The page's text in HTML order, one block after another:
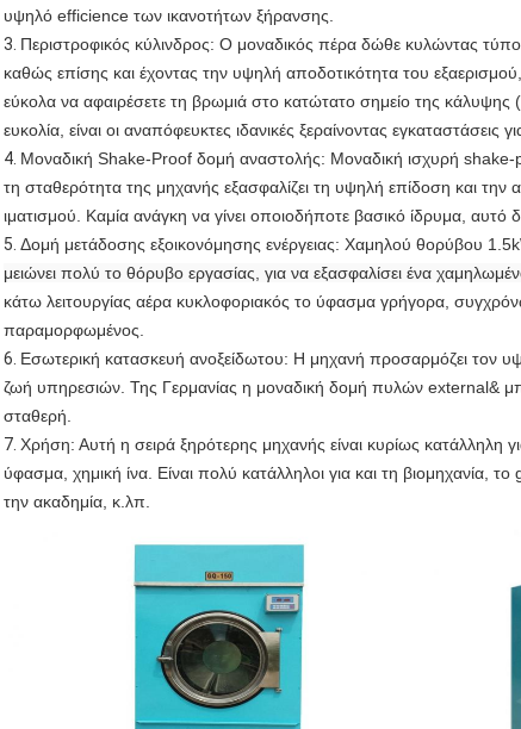
υψηλό efficience των ικανοτήτων ξήρανσης.
3. Περιστροφικός κύλινδρος: Ο μοναδικός πέρα δώθε κυλώντας
καθώς επίσης και έχοντας την υψηλή αποδοτικότητα του
εύκολα να αφαιρέσετε τη βρωμιά στο κατώτατο σημείο της
ευκολία, είναι οι αναπόφευκτες ιδανικές ξεραίνοντας εγκαταστάσεις
4. Μοναδική Shake-Proof δομή αναστολής: Μοναδική ισχυρή
τη σταθερότητα της μηχανής εξασφαλίζει τη υψηλή επίδοση και
ιματισμού. Καμία ανάγκη να γίνει οποιοδήποτε βασικό ίδρυμα, αυτό
5. Δομή μετάδοσης εξοικονόμησης ενέργειας: Χαμηλού θορύβου
μειώνει πολύ το θόρυβο εργασίας, για να εξασφαλίσει ένα
κάτω λειτουργίας αέρα κυκλοφοριακός το ύφασμα γρήγορα,
παραμορφωμένος.
6. Εσωτερική κατασκευή ανοξείδωτου: Η μηχανή προσαρμόζει τον
ζωή υπηρεσιών. Της Γερμανίας η μοναδική δομή πυλών external&
σταθερή.
7. Χρήση: Αυτή η σειρά ξηρότερης μηχανής είναι κυρίως κατάλληλη
ύφασμα, χημική ίνα. Είναι πολύ κατάλληλοι για και τη βιομηχανία,
την ακαδημία, κ.λπ.